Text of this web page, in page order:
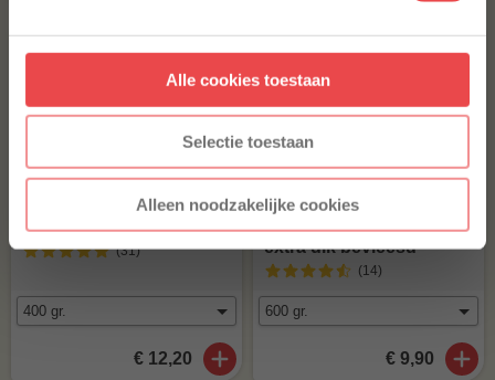
Alle cookies toestaan
Selectie toestaan
Alleen noodzakelijke cookies
Iberico ribfingers
(31)
€ 12,20
Spareribs met ketting
extra dik bevleesd
(14)
€ 9,90
* Alleen voor nieuwe inschrijvers, korting niet geldig op reeds
afgeprijsde producten.